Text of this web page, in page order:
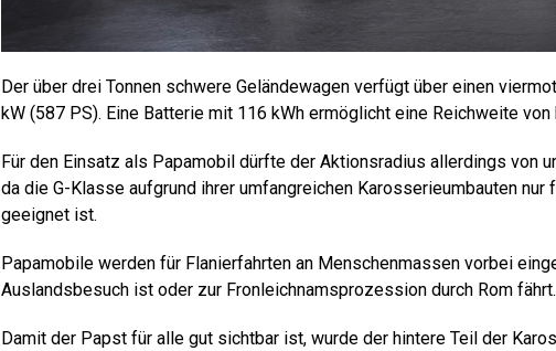
Der über drei Tonnen schwere Geländewagen verfügt über einen
kW (587 PS). Eine Batterie mit 116 kWh ermöglicht eine Reichweite
Für den Einsatz als Papamobil dürfte der Aktionsradius allerdings von
da die G-Klasse aufgrund ihrer umfangreichen Karosserieumbauten nur
geeignet ist.
Papamobile werden für Flanierfahrten an Menschenmassen vorbei
Auslandsbesuch ist oder zur Fronleichnamsprozession durch Rom fährt.
Damit der Papst für alle gut sichtbar ist, wurde der hintere Teil der